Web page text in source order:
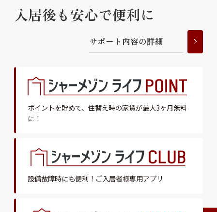
入居後も安心で便利に
サポー ト 内容の詳細
ポイントを貯めて、 住替え時の家賃が最大3ヶ月無料
に！
設備故障時にも便利！ ご入居者様専用アプリ